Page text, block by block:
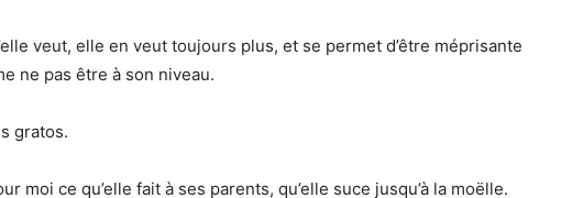
veut, elle en veut toujours plus, et se permet d’être méprisante
ne pas être à son niveau.
gratos.
moi ce qu’elle fait à ses parents, qu’elle suce jusqu’à la moëlle.